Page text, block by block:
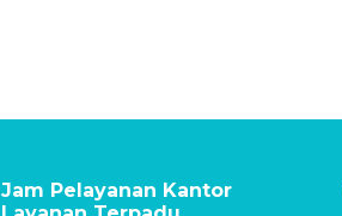
Jam Pelayanan Kantor